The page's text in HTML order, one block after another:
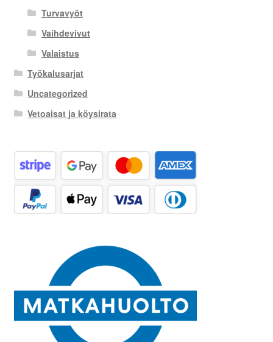
Turvavyöt
Vaihdevivut
Valaistus
Työkalusarjat
Uncategorized
Vetoaisat ja köysirata